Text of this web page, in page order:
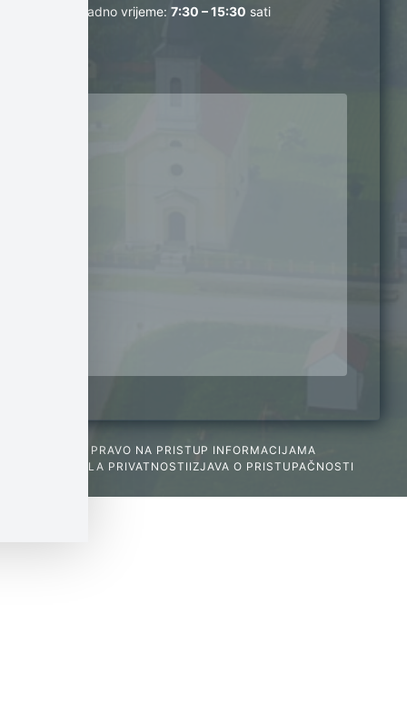
Radno vrijeme: 7:30 – 15:30 sati
PRAVO NA PRISTUP INFORMACIJAMA
PRAVILA PRIVATNOSTI IZJAVA O PRISTUPAČNOSTI